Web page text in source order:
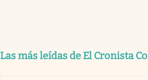
Las más leídas de El Cronista